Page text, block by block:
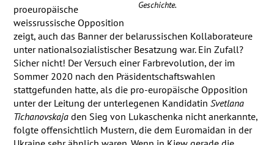
Geschichte.
proeuropäische
weissrussische Opposition
zeigt, auch das Banner der belarussischen Kollaborateure
unter nationalsozialistischer Besatzung war. Ein Zufall?
Sicher nicht! Der Versuch einer Farbrevolution, der im
Sommer 2020 nach den Präsidentschaftswahlen
stattgefunden hatte, als die pro-europäische Opposition
unter der Leitung der unterlegenen Kandidatin Svetlana
Tichanovskajaden Sieg von Lukaschenka nicht anerkannte,
folgte offensichtlich Mustern, die dem Euromaidan in der